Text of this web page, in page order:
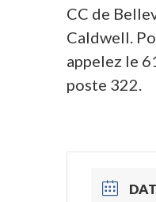
CC de
Caldwell.
appelez le
poste 322.